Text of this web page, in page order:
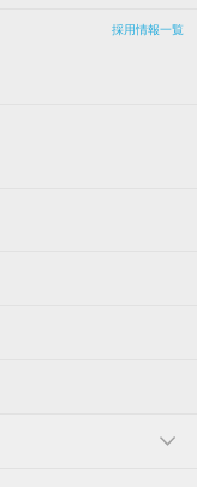
採用情報一覧